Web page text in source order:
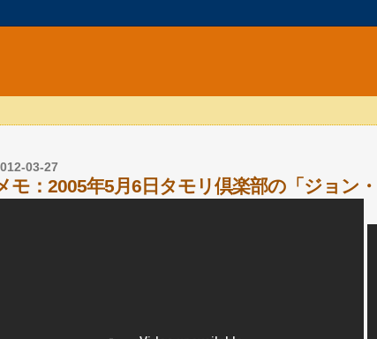
03-27
モ：2005年5月6日タモリ倶楽部の「ジョン